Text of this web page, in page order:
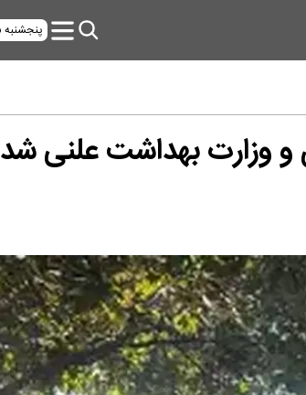
پنجشنبه ۱۵ مرداد ۱۴۰۵
وزارت بهداشت علنی شد